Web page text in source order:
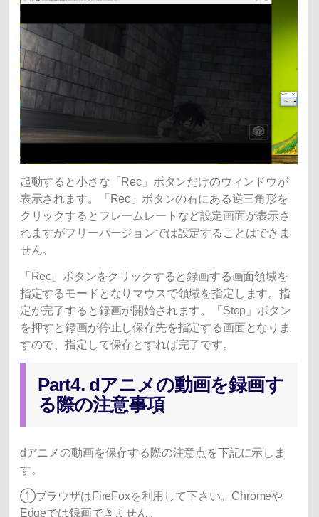
起動すると小さな「Rec」ボタンだけのウィンドウが
表示されます。「Rec」ボタンの右にある逆三角形を
クリックするとフレームレートなど設定画面が表示さ
れますがフリーバージョンでは設定することはできま
せん。
「Rec」ボタンをクリックすると録画する画面領域を
指定するモードとなりマウスで領域を指定します。指
定が完了すると録画が開始されます。「Stop」ボタン
を押すと録画が停止し保存先を指定する画面となりま
すので、指定して保存とすれば完了です。
Part4. dアニメの動画を録画す
る際の注意事項
dアニメの動画を保存する際の注意点を下記に示しま
す。
①ブラウザはFireFoxを利用して下さい。Chromeや
Edgeでは録画できません。